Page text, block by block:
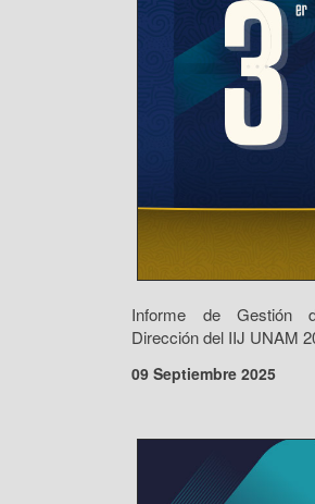
Informe de Gestión
Dirección del IIJ UNAM
09 Septiembre 2025